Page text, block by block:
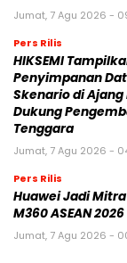
Jumat, 7 Agu 2026 -
Pers Rilis
HIKSEMI
Penyimpanan
Skenario di Ajang
Dukung
Tenggara
Jumat, 7 Agu 2026 -
Pers Rilis
Huawei Jadi
M360 ASEAN 2026
Jumat, 7 Agu 2026 -